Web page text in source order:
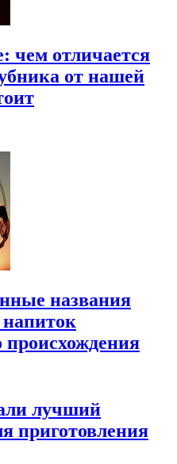
чем отличается
от нашей
названия
происхождения
лучший
приготовления